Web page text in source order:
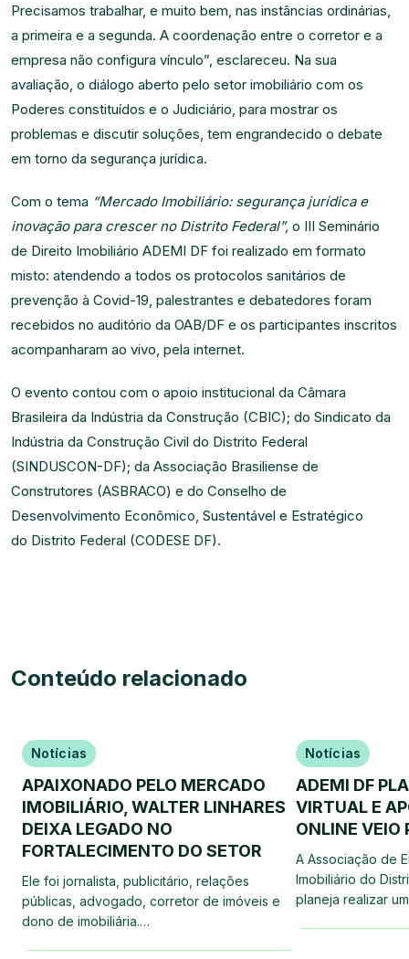
Precisamos trabalhar, e muito bem, nas instâncias ordinárias,
a primeira e a segunda. A coordenação entre o corretor e a
empresa não configura vínculo”, esclareceu. Na sua
avaliação, o diálogo aberto pelo setor imobiliário com os
Poderes constituídos e o Judiciário, para mostrar os
problemas e discutir soluções, tem engrandecido o debate
em torno da segurança jurídica.
Com o tema “Mercado Imobiliário: segurança jurídica e
inovação para crescer no Distrito Federal”, o III Seminário
de Direito Imobiliário ADEMI DF foi realizado em formato
misto: atendendo a todos os protocolos sanitários de
prevenção à Covid-19, palestrantes e debatedores foram
recebidos no auditório da OAB/DF e os participantes inscritos
acompanharam ao vivo, pela internet.
O evento contou com o apoio institucional da Câmara
Brasileira da Indústria da Construção (CBIC); do Sindicato da
Indústria da Construção Civil do Distrito Federal
(SINDUSCON-DF); da Associação Brasiliense de
Construtores (ASBRACO) e do Conselho de
Desenvolvimento Econômico, Sustentável e Estratégico
do Distrito Federal (CODESE DF).
Conteúdo relacionado
Notícias
APAIXONADO PELO MERCADO
IMOBILIÁRIO, WALTER LINHARES
DEIXA LEGADO NO
FORTALECIMENTO DO SETOR
Ele foi jornalista, publicitário, relações
públicas, advogado, corretor de imóveis e
dono de imobiliária.…
Notícias
ADEMI DF
VIRTUAL E
ONLINE VEIO
A Associação de
Imobiliário do
planeja realizar